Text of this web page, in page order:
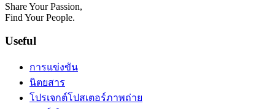
Share Your Passion,
Find Your People.
Useful
การแข่งขัน
นิตยสาร
โปรเจกต์โปสเตอร์ภาพถ่าย